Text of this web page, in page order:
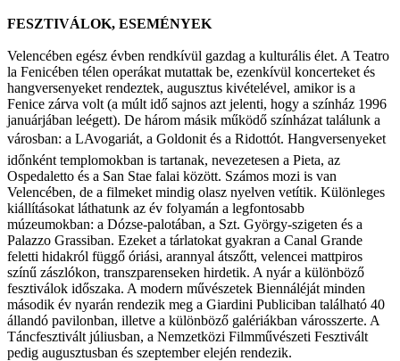
FESZTIVÁLOK, ESEMÉNYEK
Velencében egész évben rendkívül gazdag a kulturális élet. A Teatro
la Fenicében télen operákat mutattak be, ezenkívül koncerteket és
hangversenyeket rendeztek, augusztus kivételével, amikor is a
Fenice zárva volt (a múlt idő sajnos azt jelenti, hogy a színház 1996
januárjában leégett). De három másik működő színházat találunk a
városban: a LAvogariát, a Goldonit és a Ridottót. Hangversenyeket
időnként templomokban is tartanak, nevezetesen a Pieta, az
Ospedaletto és a San Stae falai között. Számos mozi is van
Velencében, de a filmeket mindig olasz nyelven vetítik. Különleges
kiállításokat láthatunk az év folyamán a legfontosabb
múzeumokban: a Dózse-palotában, a Szt. György-szigeten és a
Palazzo Grassiban. Ezeket a tárlatokat gyakran a Canal Grande
feletti hidakról függő óriási, arannyal átszőtt, velencei mattpiros
színű zászlókon, transzparenseken hirdetik. A nyár a különböző
fesztiválok időszaka. A modern művészetek Biennáléját minden
második év nyarán rendezik meg a Giardini Publiciban található 40
állandó pavilonban, illetve a különböző galériákban városszerte. A
Táncfesztivált júliusban, a Nemzetközi Filmművészeti Fesztivált
pedig augusztusban és szeptember elején rendezik.